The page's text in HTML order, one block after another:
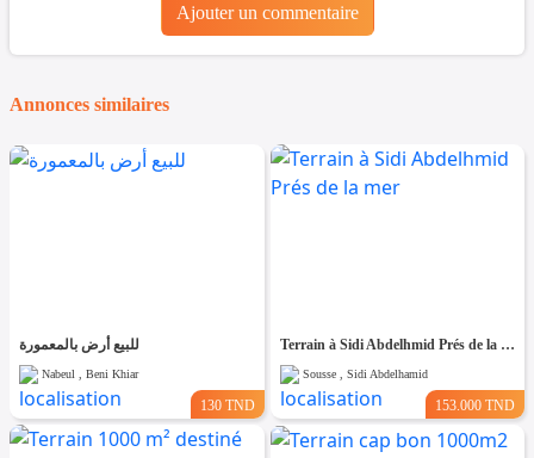
Ajouter un commentaire
Annonces similaires
للبيع أرض بالمعمورة
Nabeul , Beni Khiar
130 TND
Terrain à Sidi Abdelhmid Prés de la mer
Sousse , Sidi Abdelhamid
153.000 TND